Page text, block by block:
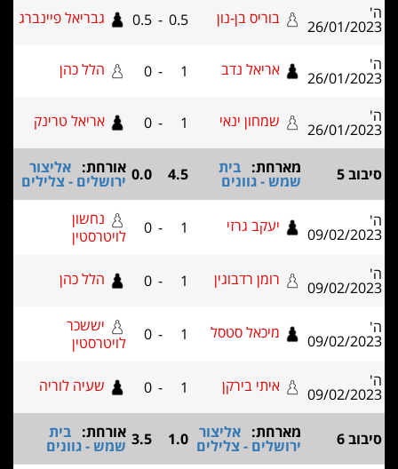
26/ בוריס בן-נון 0.5
0.5 גבריאל פיינברג
26/ אריאל נדב 1 הלל כהן
26/ שמחון ינאי 1 אריאל טרינק
מארחת:בית
שמש - גוונים 4.5
0.0 אורחת:אליצור
ירושלים - צלילים
09/ יעקב גרזי 1
נחשון
לויטרסטין
09/ רומן רדבוגין 1 הלל כהן
09/ מיכאל סטסל 1
-
יששכר
לויטרסטין
09/ איתי בירקן 1 שעיה לוריה
מארחת:אליצור
ירושלים - צלילים 1.0
3.5 אורחת:בית
שמש - גוונים